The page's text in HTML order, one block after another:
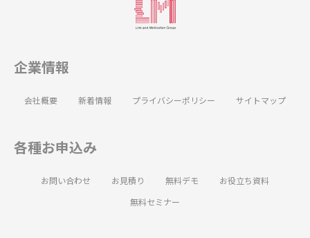
企業情報
会社概要 新着情報 プライバシーポリシー サイトマップ
各種お申込み
お問い合わせ お見積り 無料デモ
お役立ち資料
無料セミナー